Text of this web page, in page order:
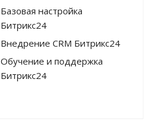
Базовая настройка
Битрикс24
Внедрение CRM Битрикс24
Обучение и поддержка
Битрикс24